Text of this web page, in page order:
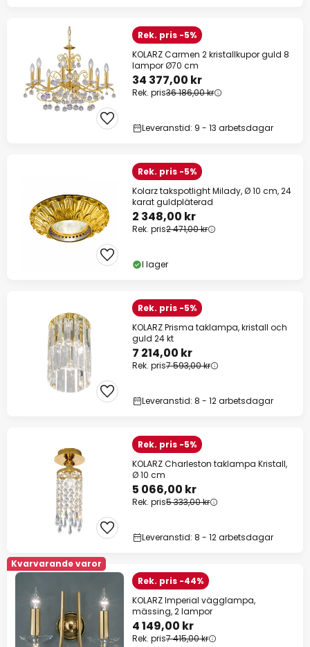
Rek. pris -5%
KOLARZ Carmen 2 kristallkupor guld 8
lampor Ø70 cm
34 377,00 kr
Rek. pris36 186,00 kr
Leveranstid: 9 - 13 arbetsdagar
Rek. pris -5%
Kolarz takspotlight Milady, Ø 10 cm, 24
karat guldpläterad
2 348,00 kr
Rek. pris2 471,00 kr
I lager
Rek. pris -5%
KOLARZ Prisma taklampa, kristall och
guld 24 kt
7 214,00 kr
Rek. pris7 593,00 kr
Leveranstid: 8 - 12 arbetsdagar
Rek. pris -5%
KOLARZ Charleston taklampa Kristall,
Ø 10 cm
5 066,00 kr
Rek. pris5 333,00 kr
Leveranstid: 8 - 12 arbetsdagar
Kvarvarande varor
Rek. pris -44%
KOLARZ Imperial vägglampa,
mässing, 2 lampor
4 149,00 kr
Rek. pris7 415,00 kr